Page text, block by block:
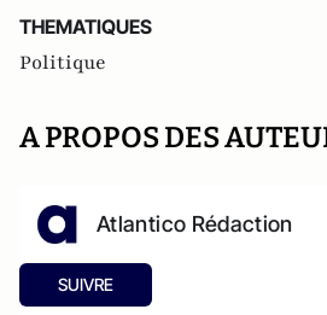
THEMATIQUES
Politique
A PROPOS DES
Atlantico Rédaction
SUIVRE